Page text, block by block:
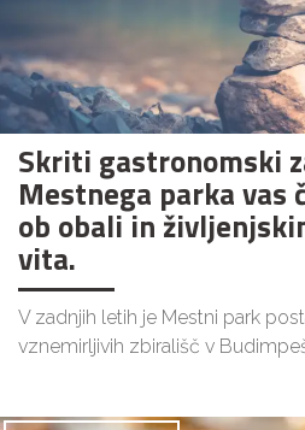
Skriti gastronomski
Mestnega parka vas
ob obali in
vita.
V zadnjih letih je Mestni park
vznemirljivih zbirališč v